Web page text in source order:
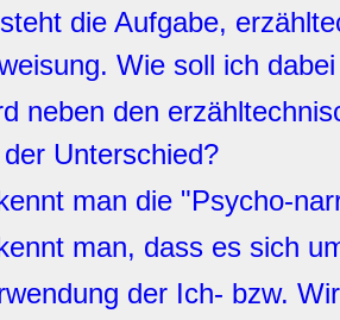
die Aufgabe,
Wie soll ich
neben den
Unterschied?
man die "Psycho-
man, dass es sich
der Ich- bzw.